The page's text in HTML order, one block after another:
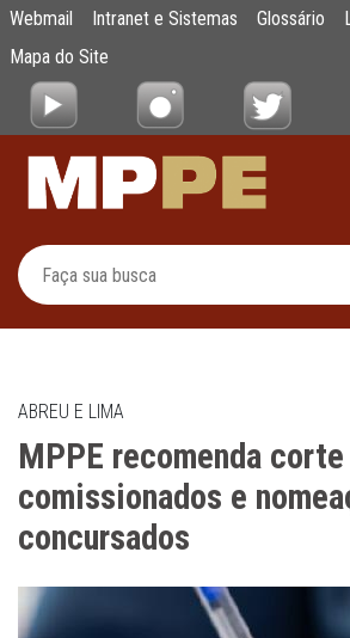
Pular para o Conteúdo principal
MPPE recomenda corte de
Webmail Intranet e Sistemas Glossário
Mapa do Site
ABREU E LIMA
MPPE recomenda
comissionados e
concursados